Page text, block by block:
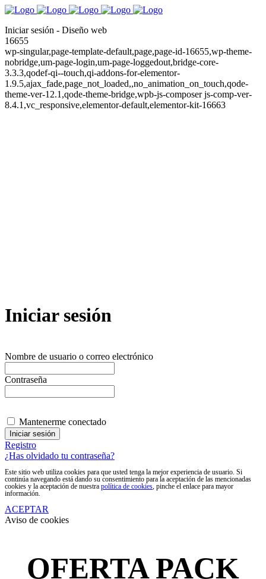
Iniciar sesión - Diseño web
16655
wp-singular,page-template-default,page,page-id-16655,wp-theme-
nobridge,um-page-login,um-page-loggedout,bridge-core-
3.3.3,qodef-qi--touch,qi-addons-for-elementor-
1.9.5,ajax_fade,page_not_loaded,,no_animation_on_touch,qode-
theme-ver-12.1,qode-theme-bridge,wpb-js-composer js-comp-ver-
8.4.1,vc_responsive,elementor-default,elementor-kit-16663
Iniciar sesión
Nombre de usuario o correo electrónico
Contraseña
Mantenerme conectado
Registro
¿Has olvidado tu contraseña?
Este sitio web utiliza cookies para que usted tenga la mejor experiencia de usuario. Si
continúa navegando está dando su consentimiento para la aceptación de las mencionadas
cookies y la aceptación de nuestra política de cookies, pinche el enlace para mayor
información.
ACEPTAR
Aviso de cookies
OFERTA PACK